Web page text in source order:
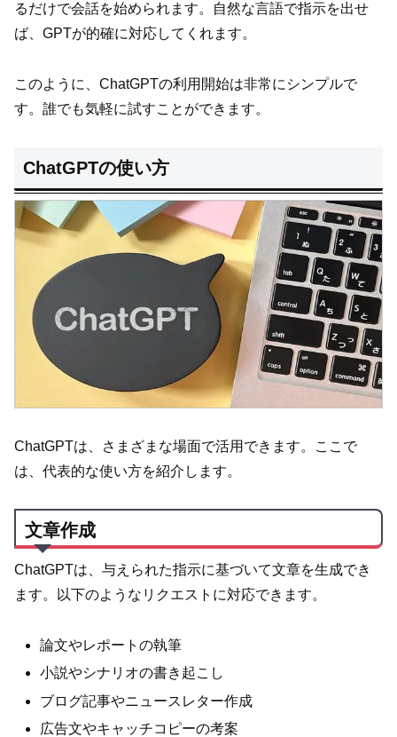
るだけで会話を始められます。自然な言語で指示を出せ
ば、GPTが的確に対応してくれます。
このように、ChatGPTの利用開始は非常にシンプルで
す。誰でも気軽に試すことができます。
ChatGPTの使い方
ChatGPTは、さまざまな場面で活用できます。ここで
は、代表的な使い方を紹介します。
文章作成
ChatGPTは、与えられた指示に基づいて文章を生成でき
ます。以下のようなリクエストに対応できます。
論文やレポートの執筆
小説やシナリオの書き起こし
ブログ記事やニュースレター作成
広告文やキャッチコピーの考案